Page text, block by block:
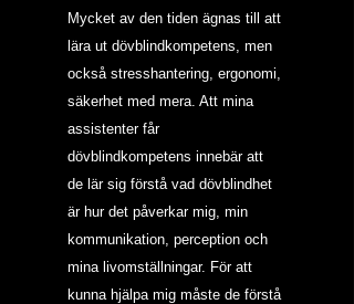
Mycket av den tiden ägnas till att
lära ut dövblindkompetens, men
också stresshantering, ergonomi,
säkerhet med mera. Att mina
assistenter får
dövblindkompetens innebär att
de lär sig förstå vad dövblindhet
är hur det påverkar mig, min
kommunikation, perception och
mina livomställningar. För att
kunna hjälpa mig måste de förstå